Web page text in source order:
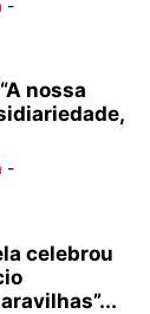
-
nossa
-
celebrou